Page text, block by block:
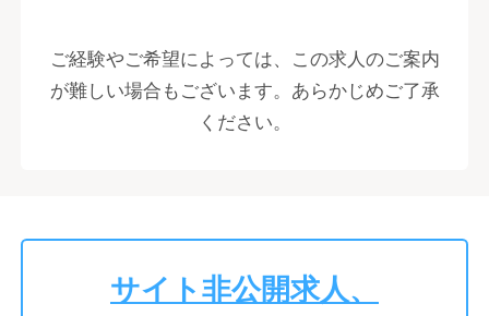
ご経験やご希望によっては、この求人のご案内
が難しい場合もございます。あらかじめご了承
ください。
サイト非公開求人、